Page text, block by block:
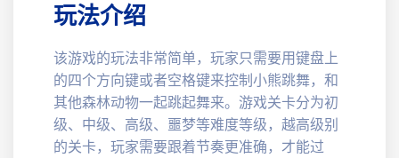
玩法介绍
该游戏的玩法非常简单，玩家只需要用键盘上
的四个方向键或者空格键来控制小熊跳舞，和
其他森林动物一起跳起舞来。游戏关卡分为初
级、中级、高级、噩梦等难度等级，越高级别
的关卡，玩家需要跟着节奏更准确，才能过